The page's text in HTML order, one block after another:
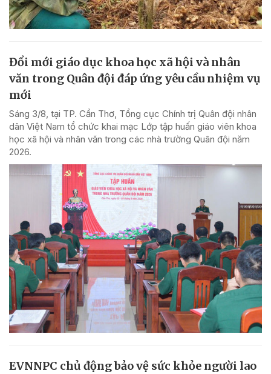
Đổi mới giáo dục khoa học xã hội và nhân
văn trong Quân đội đáp ứng yêu cầu nhiệm vụ
mới
Sáng 3/8, tại TP. Cần Thơ, Tổng cục Chính trị Quân đội nhân
dân Việt Nam tổ chức khai mạc Lớp tập huấn giáo viên khoa
học xã hội và nhân văn trong các nhà trường Quân đội năm
2026.
EVNNPC chủ động bảo vệ sức khỏe người lao